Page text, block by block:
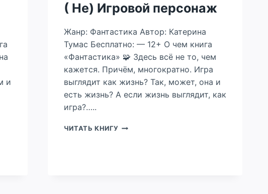
и
( Не) Игровой персонаж
Жанр: Фантастика Автор: Катерина
Тумас Бесплатно: — 12+ О чем книга
«Фантастика» 🧩 Здесь всё не то, чем
кажется. Причём, многократно. Игра
выглядит как жизнь? Так, может, она и
есть жизнь? А если жизнь выглядит, как
игра?…..
ЧИТАТЬ КНИГУ